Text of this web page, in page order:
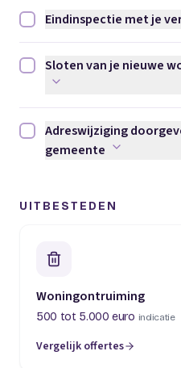
Eindinspectie met je
Eindinspectie met je
Sloten van je nieuwe
Sloten van je nieuwe
Adreswijziging doorgeven
Adreswijziging
gemeente
UITBESTEDEN
Woningontruiming
500 tot 5.000 euro indicatie
Vergelijk offertes
(opent in een nieuw tabblad)